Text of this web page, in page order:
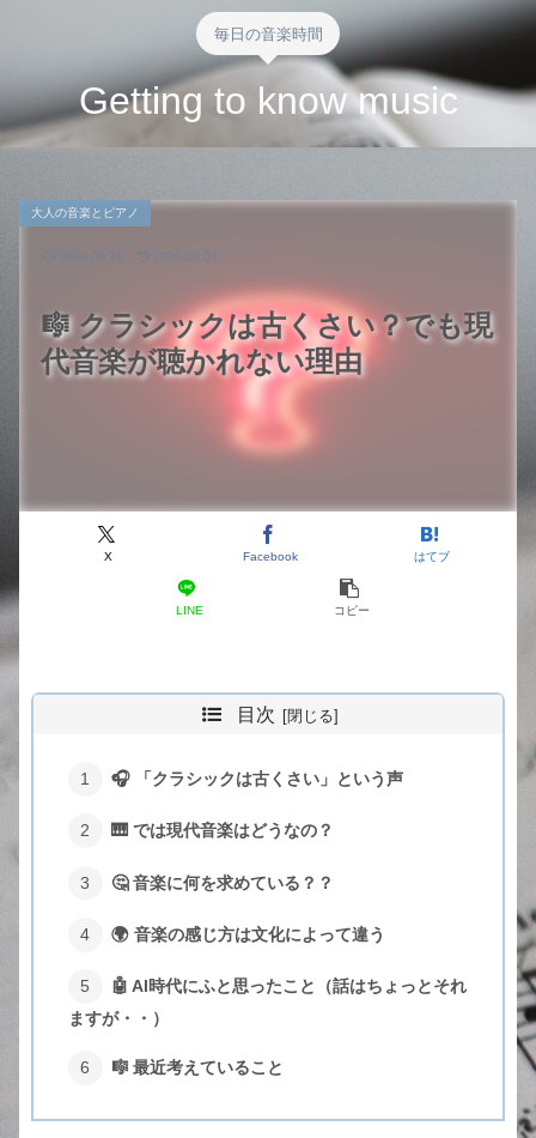
毎日の音楽時間
Getting to know music
🎼 クラシックは古くさい？でも現
代音楽が聴かれない理由
大人の音楽とピアノ
X Facebook はてブ
LINE コピー
2026.06.21 2026.08.07
目次
🎧 「クラシックは古くさい」という声
🎹 では現代音楽はどうなの？
🤔 音楽に何を求めている？？
🌍 音楽の感じ方は文化によって違う
🤖 AI時代にふと思ったこと（話はちょっとそれ
ますが・・）
🎼 最近考えていること